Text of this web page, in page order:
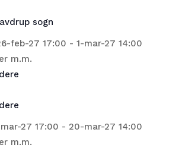
sogn
feb-27 17:00 -1-mar-27 14:00
m.m.
27 17:00 -20-mar-27 14:00
m.m.